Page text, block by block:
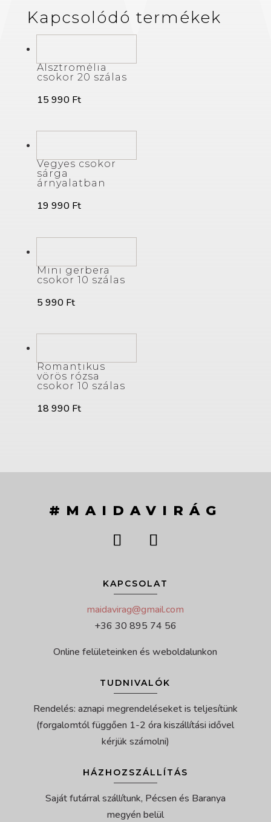
Kapcsolódó termékek
Alsztromélia
csokor 20 szálas
15 990 Ft
Vegyes csokor
sárga
árnyalatban
19 990 Ft
Mini gerbera
csokor 10 szálas
5 990 Ft
Romantikus
vörös rózsa
csokor 10 szálas
18 990 Ft
#MAIDAVIRÁG
KAPCSOLAT
maidavirag@gmail.com
+36 30 895 74 56
Online felületeinken és weboldalunkon
TUDNIVALÓK
Rendelés: aznapi megrendeléseket is teljesítünk
(forgalomtól függően 1-2 óra kiszállítási idővel
kérjük számolni)
HÁZHOZSZÁLLÍTÁS
Saját futárral szállítunk, Pécsen és Baranya
megyén belül